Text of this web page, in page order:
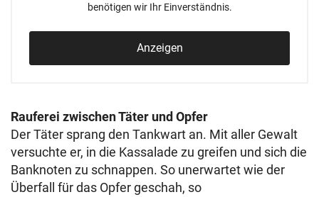
benötigen wir Ihr Einverständnis.
Anzeigen
Rauferei zwischen Täter und Opfer
Der Täter sprang den Tankwart an. Mit aller Gewalt
versuchte er, in die Kassalade zu greifen und sich die
Banknoten zu schnappen. So unerwartet wie der
Überfall für das Opfer geschah, so